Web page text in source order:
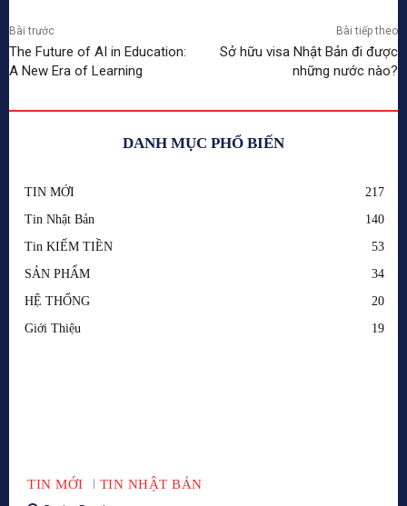
Bài trước
The Future of AI in Education:
A New Era of Learning
Bài tiếp theo
Sở hữu visa Nhật Bản đi được
những nước nào?
DANH MỤC PHỔ BIẾN
TIN MỚI
217
Tin Nhật Bản
140
Tin KIẾM TIỀN
53
SẢN PHẨM
34
HỆ THỐNG
20
Giới Thiệu
19